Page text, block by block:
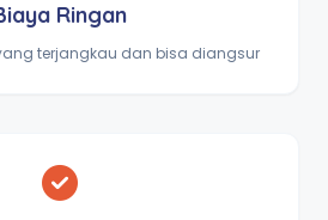
Ringan
terjangkau dan bisa diangsur